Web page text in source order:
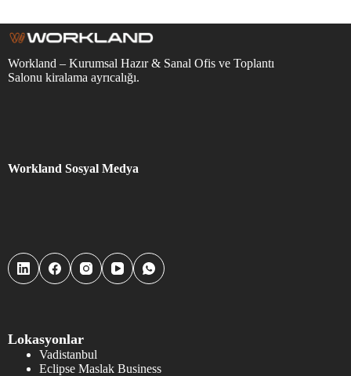
Workland – Kurumsal Hazır & Sanal Ofis ve Toplantı
Salonu kiralama ayrıcalığı.
Workland Sosyal Medya
Lokasyonlar
Vadistanbul
Eclipse Maslak Business